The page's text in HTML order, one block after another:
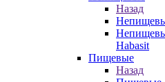
Назад
Habasit
Пищевые
Назад